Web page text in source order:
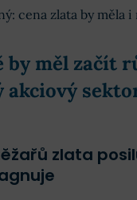
cena zlata by měla i
by měl začít
akciový
zlata